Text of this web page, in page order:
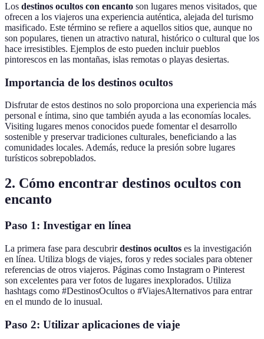
Los destinos ocultos con encanto son lugares menos visitados, que
ofrecen a los viajeros una experiencia auténtica, alejada del turismo
masificado. Este término se refiere a aquellos sitios que, aunque no
son populares, tienen un atractivo natural, histórico o cultural que los
hace irresistibles. Ejemplos de esto pueden incluir pueblos
pintorescos en las montañas, islas remotas o playas desiertas.
Importancia de los destinos ocultos
Disfrutar de estos destinos no solo proporciona una experiencia más
personal e íntima, sino que también ayuda a las economías locales.
Visiting lugares menos conocidos puede fomentar el desarrollo
sostenible y preservar tradiciones culturales, beneficiando a las
comunidades locales. Además, reduce la presión sobre lugares
turísticos sobrepoblados.
2. Cómo encontrar destinos ocultos con
encanto
Paso 1: Investigar en línea
La primera fase para descubrirdestinos ocultos es la investigación
en línea. Utiliza blogs de viajes, foros y redes sociales para obtener
referencias de otros viajeros. Páginas como Instagram o Pinterest
son excelentes para ver fotos de lugares inexplorados. Utiliza
hashtags como #DestinosOcultos o #ViajesAlternativos para entrar
en el mundo de lo inusual.
Paso 2: Utilizar aplicaciones de viaje